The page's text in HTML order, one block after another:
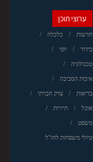
ערוצי תוכן
חדשות כלכלה
בידור יופי
טכנולוגיה
איכות הסביבה
בריאות צדק חברתי
אוכל תיירות
משפט
טיולי משפחות לחו"ל